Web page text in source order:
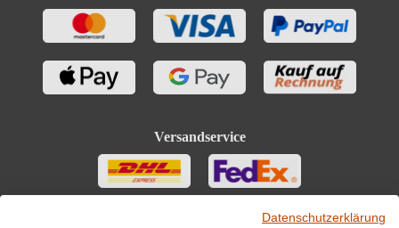
Versandservice
Datenschutzerklärung